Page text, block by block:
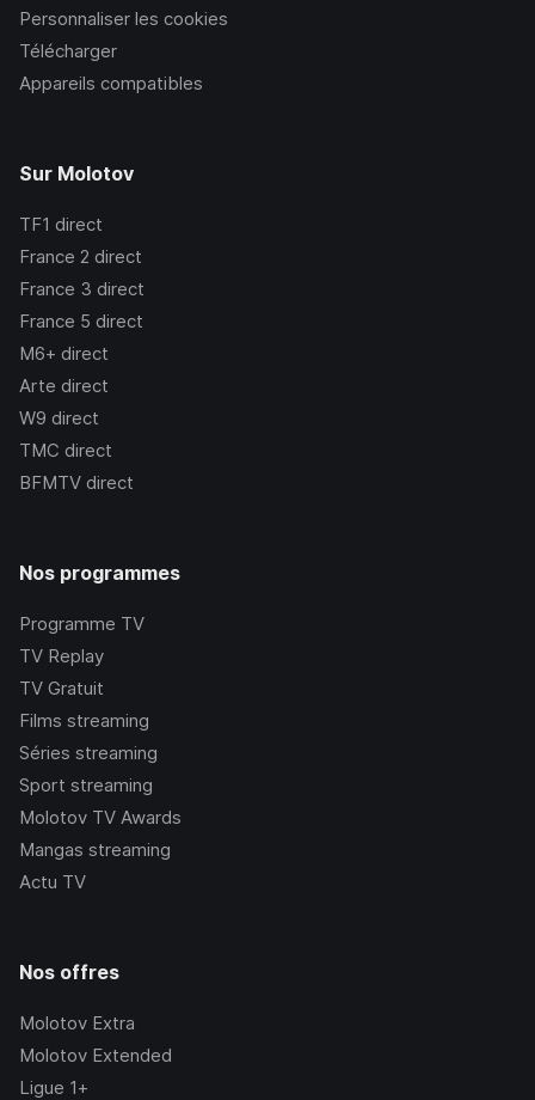
Personnaliser les cookies
Télécharger
Appareils compatibles
Sur Molotov
TF1 direct
France 2 direct
France 3 direct
France 5 direct
M6+ direct
Arte direct
W9 direct
TMC direct
BFMTV direct
Nos programmes
Programme TV
TV Replay
TV Gratuit
Films streaming
Séries streaming
Sport streaming
Molotov TV Awards
Mangas streaming
Actu TV
Nos offres
Molotov Extra
Molotov Extended
Ligue 1+